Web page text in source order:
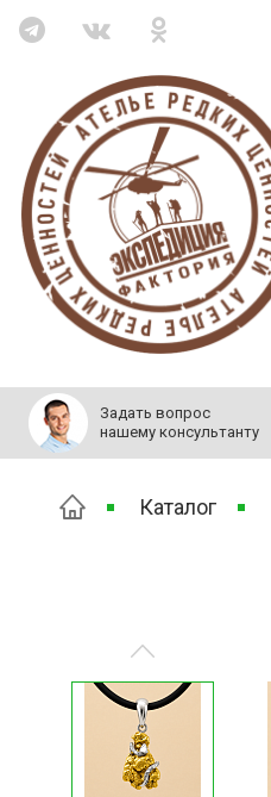
Задать вопрос
нашему консультанту
Каталог